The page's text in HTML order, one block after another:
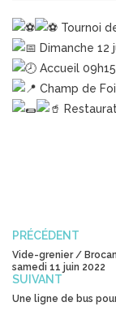
Tournoi
Dimanche 12
Accueil
Champ de
PRÉCÉDENT
Vide-grenier /
samedi 11 juin 2022
SUIVANT
Une ligne de bus